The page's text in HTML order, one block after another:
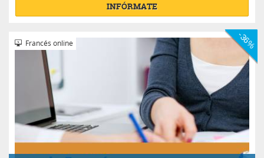
INFÓRMATE
Francés online -36%